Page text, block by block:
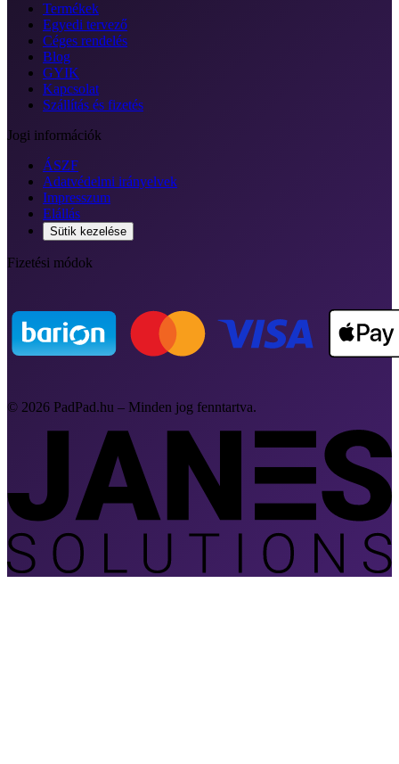
Termékek
Egyedi tervező
Céges rendelés
Blog
GYIK
Kapcsolat
Szállítás és fizetés
Jogi információk
ÁSZF
Adatvédelmi irányelvek
Impresszum
Elállás
Sütik kezelése
Fizetési módok
© 2026 PadPad.hu – Minden jog fenntartva.